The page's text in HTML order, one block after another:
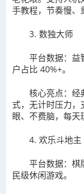
手教程，节奏慢、
3. 数独大师
平台数据：益
户占比 40%+。
核心亮点：经
式，无计时压力，
眼、不费脑，每天
4. 欢乐斗地主
平台数据：棋
民级休闲游戏。